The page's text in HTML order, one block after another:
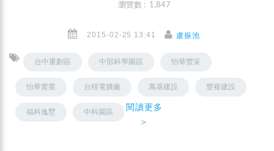
瀏覽數 : 1,847
2015-02-25 13:41 盧振池
台中重劃區 中部科學園區 怡華豐采
怡華實業 台積電擴廠 萬基建設 豐複建設
福科逸墅 中科園區
閱讀更多
＞